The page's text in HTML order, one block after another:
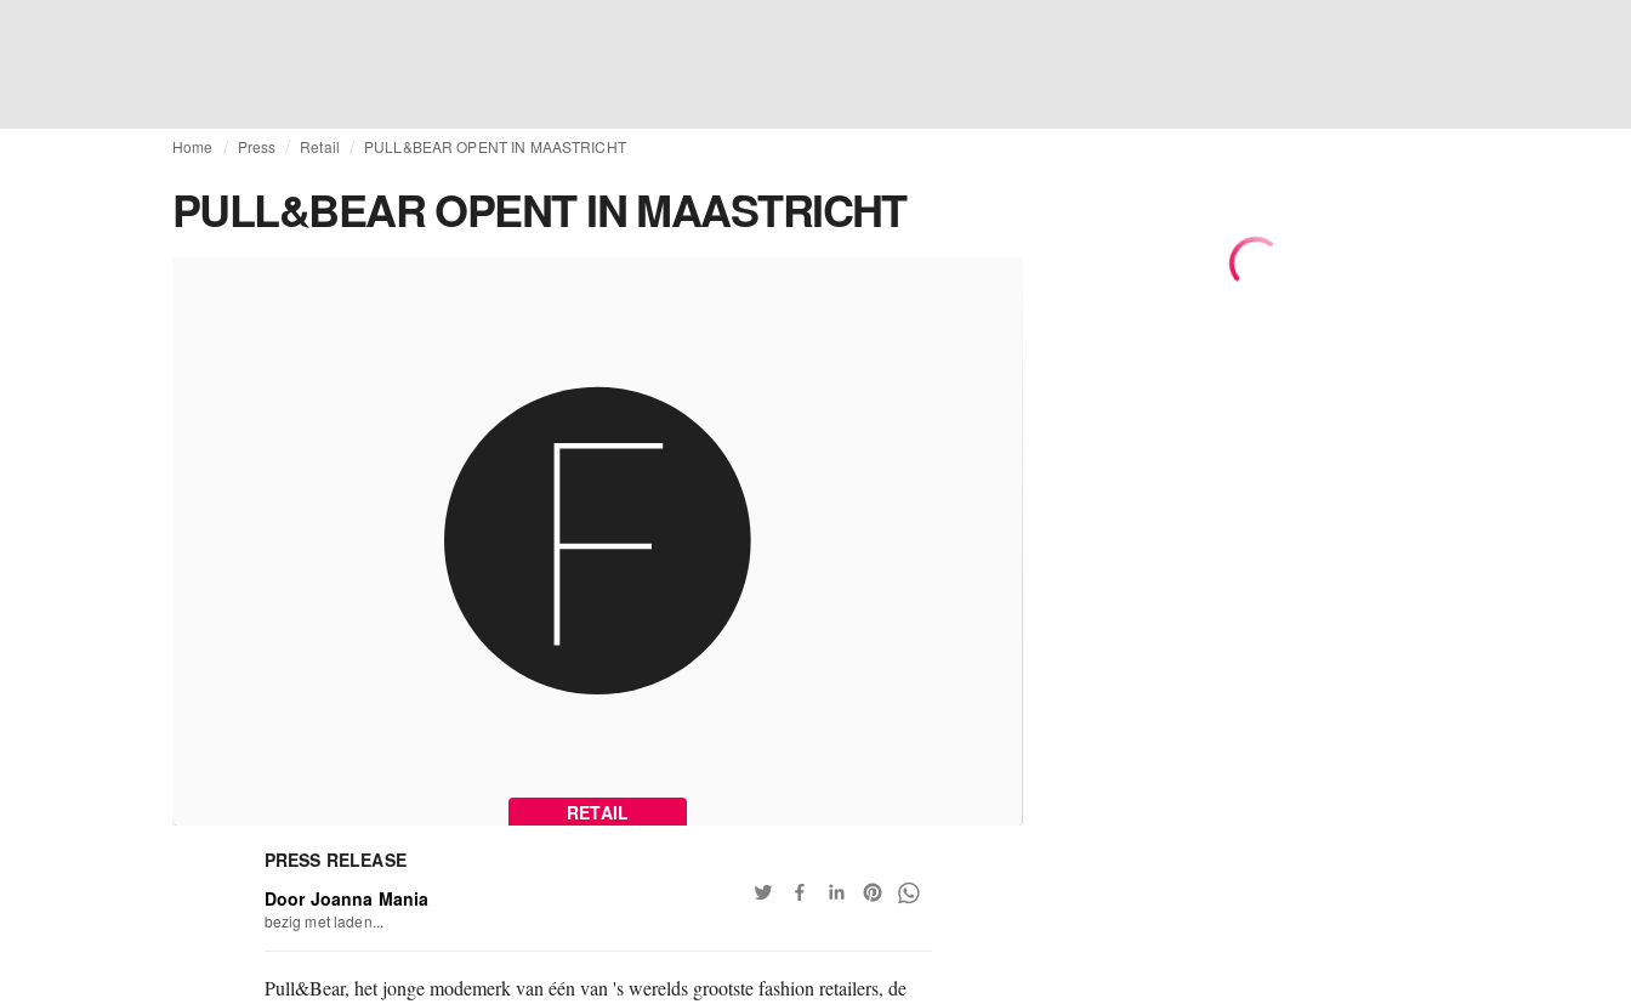
Home Press Retail PULL&BEAR OPENT IN MAASTRICHT
PULL&BEAR OPENT IN MAASTRICHT
RETAIL
PRESS RELEASE
Door Joanna Mania
bezig met laden...
Pull&Bear, het jonge modemerk van één van 's werelds grootste fashion retailers, de